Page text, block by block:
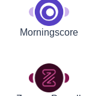
Morningscore